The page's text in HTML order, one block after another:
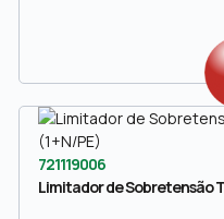
721119006
Limitador de Sobretensão